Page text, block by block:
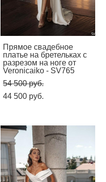
Прямое свадебное
платье на бретельках с
разрезом на ноге от
Veronicaiko - SV765
54 500 pуб.
44 500 pуб.